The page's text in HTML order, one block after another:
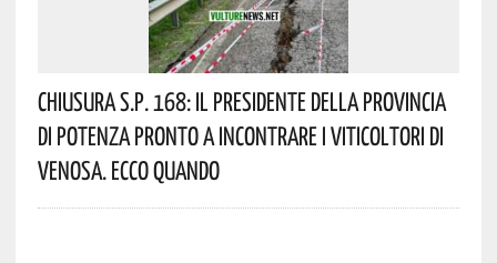
Chiusura S.P. 168: Il Presidente Della Provincia
Di Potenza Pronto A Incontrare I Viticoltori Di
Venosa. Ecco Quando